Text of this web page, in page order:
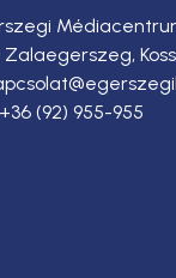
Zalaegerszeg,
+36 (92) 955-955